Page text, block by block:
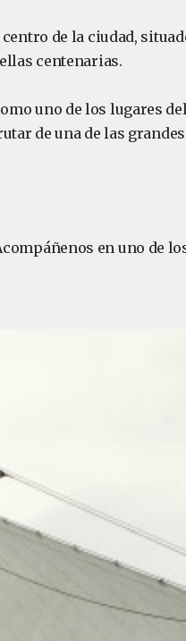
de la ciudad,
centenarias.
uno de los lugares
de una de las
en uno de